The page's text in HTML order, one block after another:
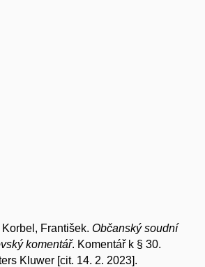
František. Občanský soudní
komentář. Komentář k § 30.
Kluwer [cit. 14. 2. 2023].